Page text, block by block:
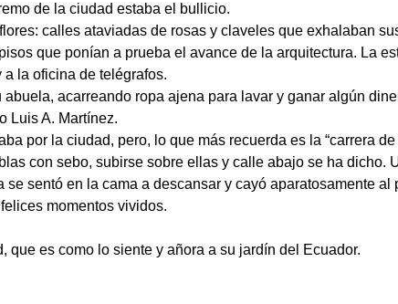
de la ciudad estaba el bullicio.
calles ataviadas de rosas y claveles que exhalaban
que ponían a prueba el avance de la arquitectura. La
la oficina de telégrafos.
acarreando ropa ajena para lavar y ganar algún
Luis A. Martínez.
por la ciudad, pero, lo que más recuerda es la “carrera
con sebo, subirse sobre ellas y calle abajo se ha dicho.
sentó en la cama a descansar y cayó aparatosamente al
momentos vividos.
es como lo siente y añora a su jardín del Ecuador.